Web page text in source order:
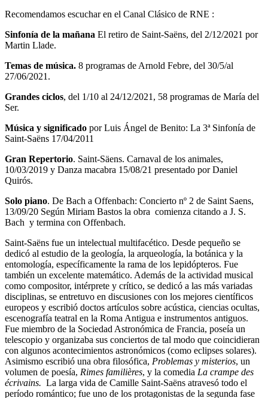
Recomendamos escuchar en el Canal Clásico de RNE :
Sinfonía de la mañana El retiro de Saint-Saëns, del 2/12/2021 por
Martin Llade.
Temas de música. 8 programas de Arnold Febre, del 30/5/al
27/06/2021.
Grandes ciclos, del 1/10 al 24/12/2021, 58 programas de María del
Ser.
Música y significado por Luis Ángel de Benito: La 3ª Sinfonía de
Saint-Saëns 17/04/2011
Gran Repertorio. Saint-Säens. Carnaval de los animales,
10/03/2019 y Danza macabra 15/08/21 presentado por Daniel
Quirós.
Solo piano. De Bach a Offenbach: Concierto nº 2 de Saint Saens,
13/09/20 Según Miriam Bastos la obra comienza citando a J. S.
Bach y termina con Offenbach.
Saint-Saëns fue un intelectual multifacético. Desde pequeño se
dedicó al estudio de la geología, la arqueología, la botánica y la
entomología, específicamente la rama de los lepidópteros. Fue
también un excelente matemático. Además de la actividad musical
como compositor, intérprete y crítico, se dedicó a las más variadas
disciplinas, se entretuvo en discusiones con los mejores científicos
europeos y escribió doctos artículos sobre acústica, ciencias ocultas,
escenografía teatral en la Roma Antigua e instrumentos antiguos.
Fue miembro de la Sociedad Astronómica de Francia, poseía un
telescopio y organizaba sus conciertos de tal modo que coincidieran
con algunos acontecimientos astronómicos (como eclipses solares).
Asimismo escribió una obra filosófica, Problemas y misterios, un
volumen de poesía, Rimes familières, y la comedia La crampe des
écrivains. La larga vida de Camille Saint-Saëns atravesó todo el
período romántico; fue uno de los protagonistas de la segunda fase